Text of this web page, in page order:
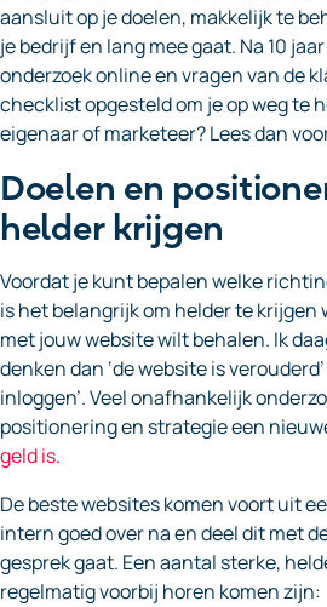
aansluit op je doelen, makkelijk te
je bedrijf en lang mee gaat. Na 10
onderzoek online en vragen van de
checklist opgesteld om je op weg te
eigenaar of marketeer? Lees dan
Doelen en
helder krijgen
Voordat je kunt bepalen welke
is het belangrijk om helder te krijgen
met jouw website wilt behalen. Ik
denken dan ‘de website is
inloggen’. Veel onafhankelijk
positionering en strategie een
geld is.
De beste websites komen voort uit
intern goed over na en deel dit met
gesprek gaat. Een aantal sterke,
regelmatig voorbij horen komen zijn: